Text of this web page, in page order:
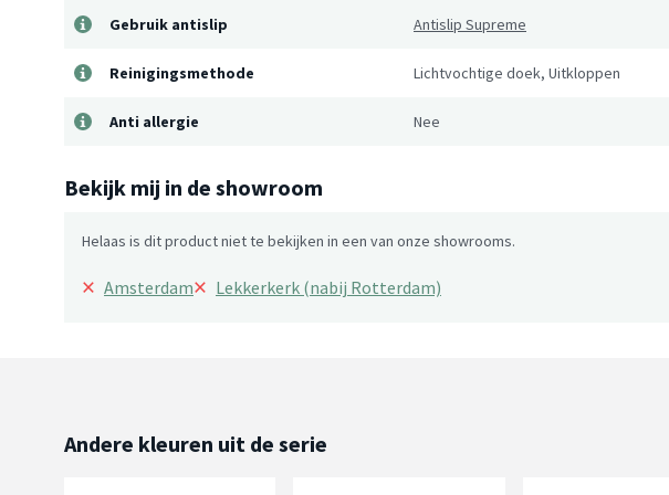
Gebruik antislip Antislip Supreme
Reinigingsmethode Lichtvochtige doek, Uitkloppen
Anti allergie Nee
Bekijk mij in de showroom
Helaas is dit product niet te bekijken in een van onze showrooms.
× Amsterdam× Lekkerkerk (nabij Rotterdam)
Andere kleuren uit de serie